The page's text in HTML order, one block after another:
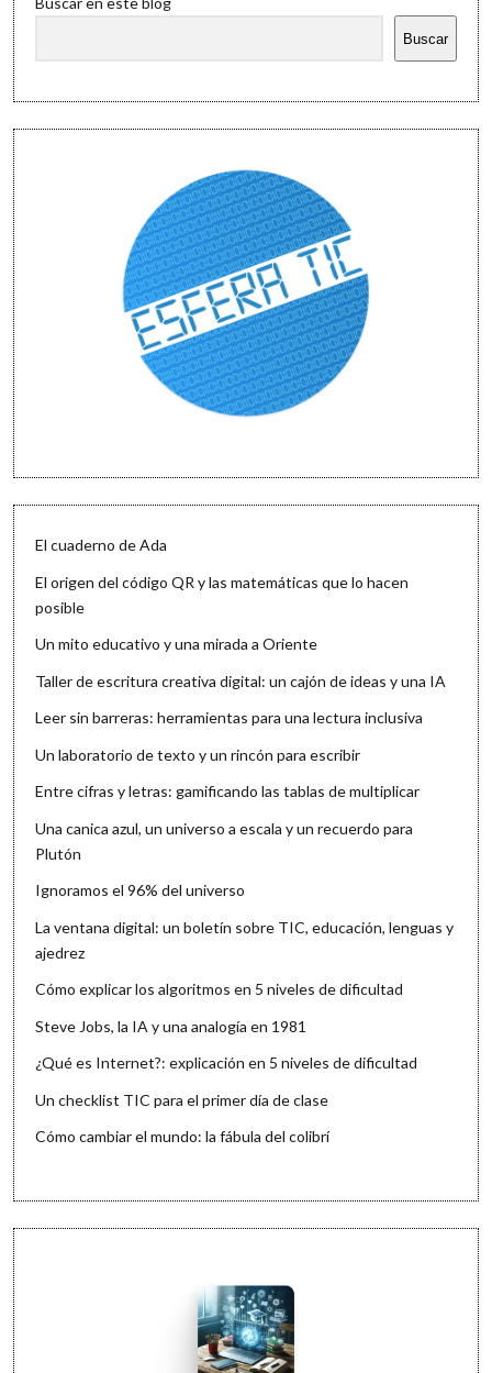
Buscar
El cuaderno de Ada
El origen del código QR y las matemáticas que lo hacen
posible
Un mito educativo y una mirada a Oriente
Taller de escritura creativa digital: un cajón de ideas y una IA
Leer sin barreras: herramientas para una lectura inclusiva
Un laboratorio de texto y un rincón para escribir
Entre cifras y letras: gamificando las tablas de multiplicar
Una canica azul, un universo a escala y un recuerdo para
Plutón
Ignoramos el 96% del universo
La ventana digital: un boletín sobre TIC, educación, lenguas y
ajedrez
Cómo explicar los algoritmos en 5 niveles de dificultad
Steve Jobs, la IA y una analogía en 1981
¿Qué es Internet?: explicación en 5 niveles de dificultad
Un checklist TIC para el primer día de clase
Cómo cambiar el mundo: la fábula del colibrí